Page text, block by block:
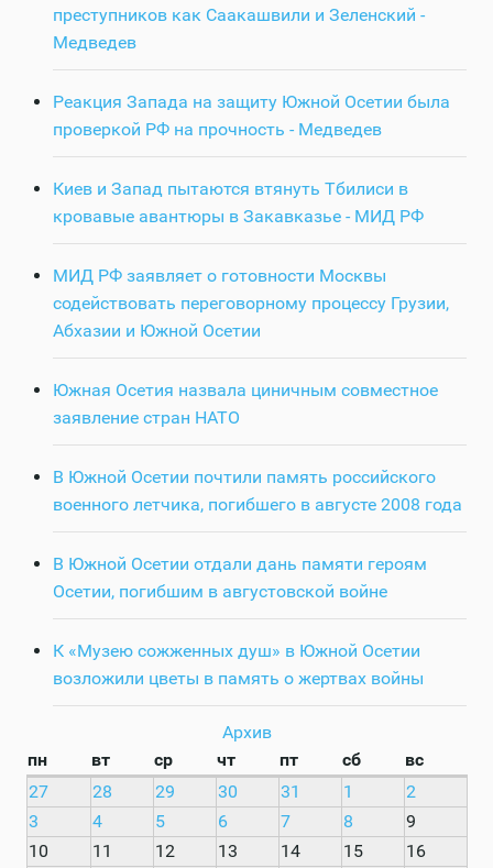
преступников как Саакашвили и Зеленский -
Медведев
Реакция Запада на защиту Южной Осетии была
проверкой РФ на прочность - Медведев
Киев и Запад пытаются втянуть Тбилиси в
кровавые авантюры в Закавказье - МИД РФ
МИД РФ заявляет о готовности Москвы
содействовать переговорному процессу Грузии,
Абхазии и Южной Осетии
Южная Осетия назвала циничным совместное
заявление стран НАТО
В Южной Осетии почтили память российского
военного летчика, погибшего в августе 2008 года
В Южной Осетии отдали дань памяти героям
Осетии, погибшим в августовской войне
К «Музею сожженных душ» в Южной Осетии
возложили цветы в память о жертвах войны
Архив
пн
вт ср чт пт сб
вс
27
28 29 30 31 1
2
3
4 5 6 7 8
9
10
11 12 13 14 15
16